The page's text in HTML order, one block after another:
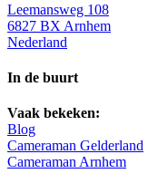
Leemansweg 108
6827 BX Arnhem
Nederland
In de buurt
Vaak bekeken:
Blog
Cameraman Gelderland
Cameraman Arnhem